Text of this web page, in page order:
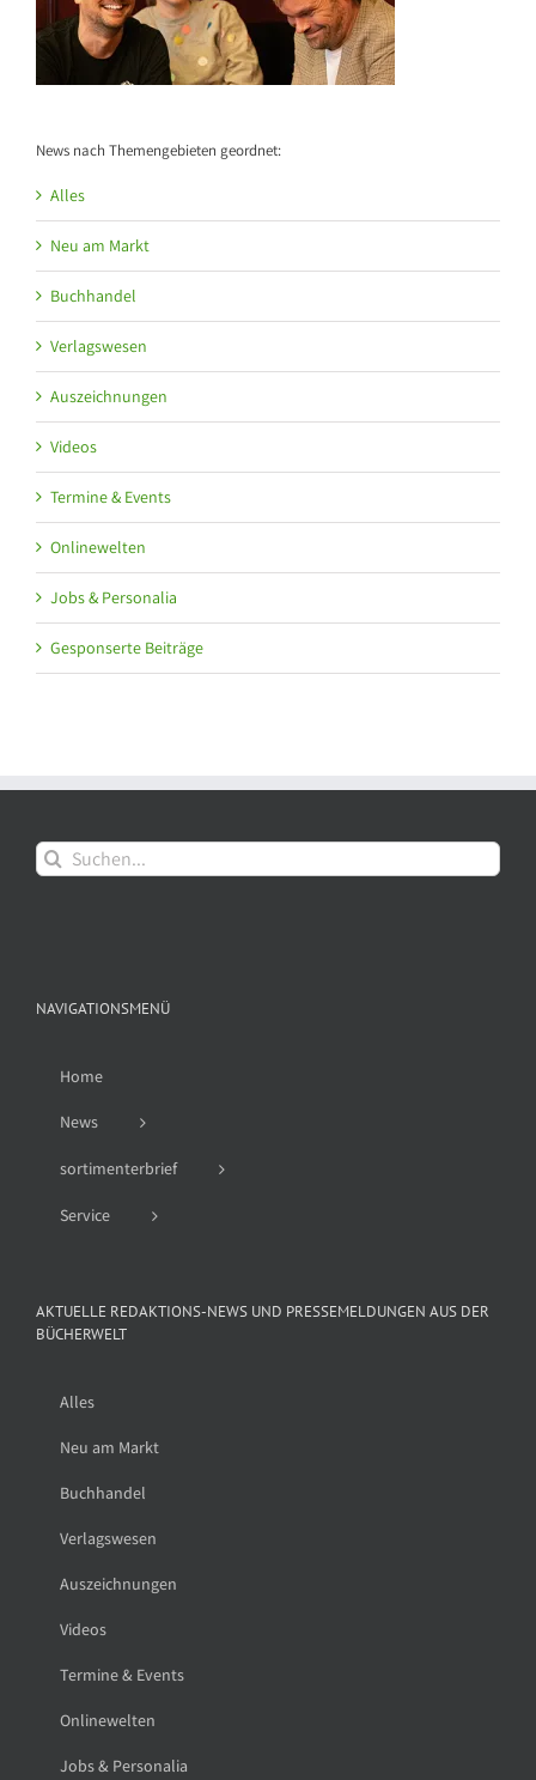
News nach Themengebieten geordnet:
Alles
Neu am Markt
Buchhandel
Verlagswesen
Auszeichnungen
Videos
Termine & Events
Onlinewelten
Jobs & Personalia
Gesponserte Beiträge
Suche
nach:
NAVIGATIONSMENÜ
Home
News
sortimenterbrief
Service
AKTUELLE REDAKTIONS-NEWS UND PRESSEMELDUNGEN AUS DER
BÜCHERWELT
Alles
Neu am Markt
Buchhandel
Verlagswesen
Auszeichnungen
Videos
Termine & Events
Onlinewelten
Jobs & Personalia